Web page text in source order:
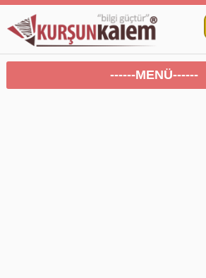
------MENÜ------